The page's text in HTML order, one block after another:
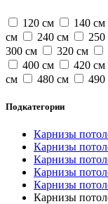
120 см 140 см
см
240 см 250
300 см
320 см
400 см
420 см
см
480 см 490
Подкатегории
Карнизы
Карнизы
Карнизы
Карнизы
Карнизы
Карнизы